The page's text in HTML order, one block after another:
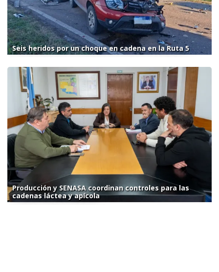
Seis heridos por un choque en cadena en la Ruta 5
Producción y SENASA coordinan controles para las
cadenas láctea y apícola